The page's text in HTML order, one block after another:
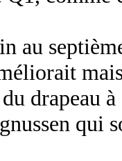
au
du drapeau
qui